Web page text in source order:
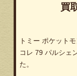
買
トミー ポケット
コレ 79 パルシェ
た。